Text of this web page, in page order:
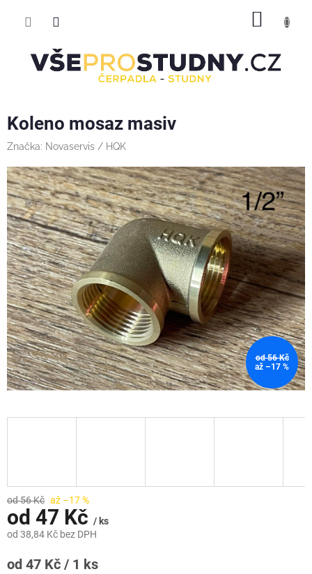
Koleno mosaz masiv
Značka: Novaservis / HQK
od 56 Kč
až –17 %
od 56 Kč až –17 %
od 47 Kč / ks
od 38,84 Kč bez DPH
Měrná
od 47 Kč / 1 ks